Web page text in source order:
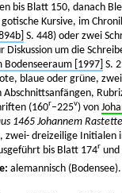
bis Blatt 150, danach
Kursive, im
S. 448) oder zwei
Diskussion um die
Bodenseeraum [1997] S.
blaue oder grüne,
Abschnittsanfängen,
(160r–225v) von
1465 Johannem
zwei- dreizeilige Initialen
bis Blatt 174r und
alemannisch (Bodensee).